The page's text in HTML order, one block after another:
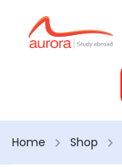
Home Shop